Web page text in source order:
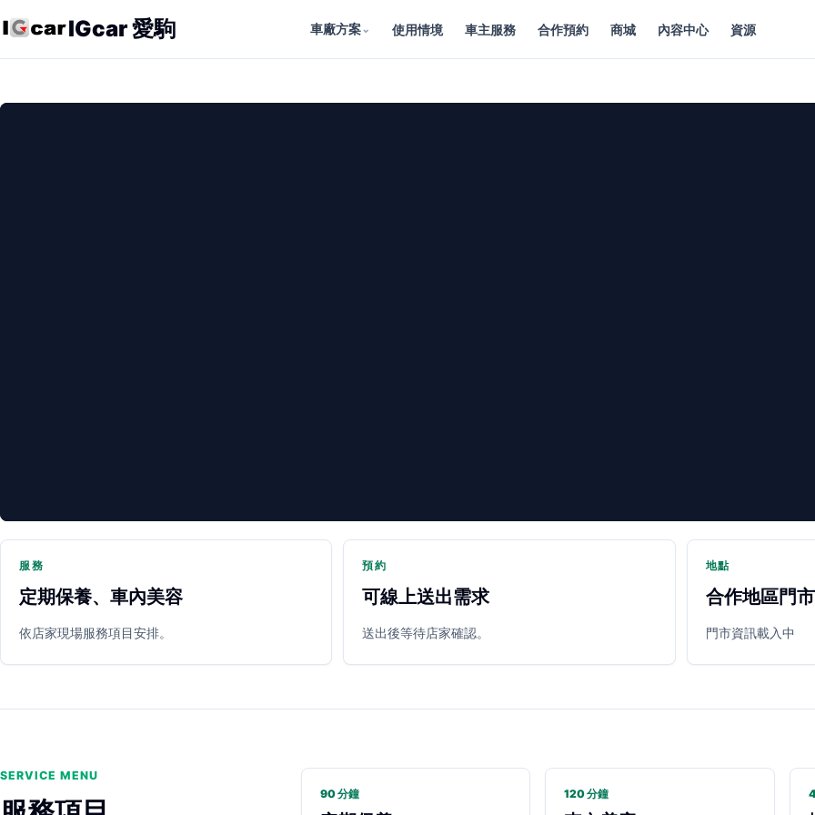
IGcar 愛駒 車廠方案⌄ 使用情境 車主服務 合作預約 商城 內容中心 資源
服務
定期保養、車內美容
依店家現場服務項目安排。
預約
可線上送出需求
送出後等待店家確認。
地點
合作地區門市
門市資訊載入中
SERVICE MENU
90 分鐘 120 分鐘